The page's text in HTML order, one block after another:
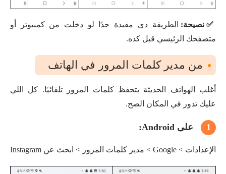
✅نصيحة: الطريقة دي مفيدة جدًا لو دخلت من كمبيوتر أو
متصفحك الرئيسي قبل كده.
من مدير كلمات المرور في الهاتف
أغلب الهواتف الحديثة بتحفظ كلمات المرور تلقائيًا. كل اللي
عليك تدور في المكان الصح.
1 على Android:
الإعدادات > Google > مدير كلمات المرور > ابحث عن Instagram